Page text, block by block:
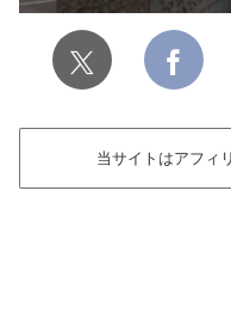
当サイトはアフィ